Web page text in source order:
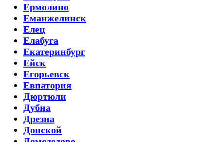
Ермолино
Еманжелинск
Елец
Елабуга
Екатеринбург
Ейск
Егорьевск
Евпатория
Дюртюли
Дубна
Дрезна
Донской